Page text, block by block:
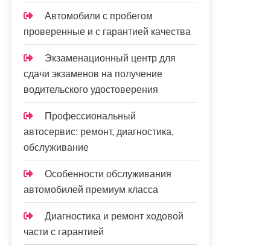
Автомобили с пробегом
проверенные и с гарантией качества
Экзаменационный центр для
сдачи экзаменов на получение
водительского удостоверения
Профессиональный
автосервис: ремонт, диагностика,
обслуживание
Особенности обслуживания
автомобилей премиум класса
Диагностика и ремонт ходовой
части с гарантией